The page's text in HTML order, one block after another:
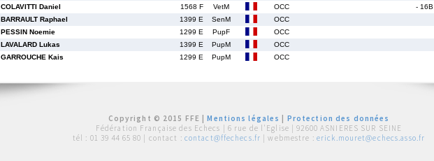
COLAVITTI Daniel 1568 F VetM OCC - 16B
BARRAULT Raphael 1399 E SenM OCC
PESSIN Noemie 1299 E PupF OCC
LAVALARD Lukas 1399 E PupM OCC
GARROUCHE Kais 1299 E PupM OCC
Copyright © 2015 FFE |Mentions légales
Protection des données
Fédération Française des Echecs | 6 rue de l'Eglise | 92600 ASNIERES SUR SEINE
tél : 01 39 44 65 80 | contact : contact@ffechecs.fr | webmestre : erick.mouret@echecs.asso.fr